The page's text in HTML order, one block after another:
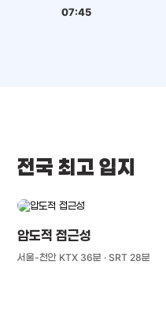
07:45
전국 최고 입지
압도적 접근성
서울-천안 KTX 36분 · SRT 28분